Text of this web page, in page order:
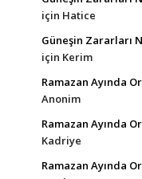
için Hatice
Güneşin Zararları
için Kerim
Ramazan Ayında
Anonim
Ramazan Ayında
Kadriye
Ramazan Ayında